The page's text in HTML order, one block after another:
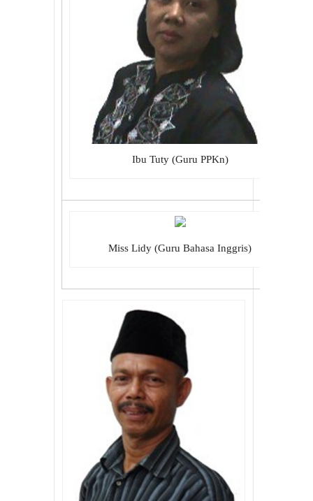
Ibu Tuty (Guru PPKn)
Miss Lidy (Guru Bahasa Inggris)